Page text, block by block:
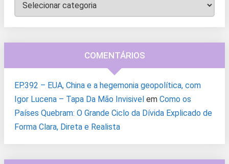
COMENTÁRIOS
EP.392 – EUA, China e a hegemonia geopolítica, com
Igor Lucena – Tapa Da Mão Invisivel em Como os
Países Quebram: O Grande Ciclo da Dívida Explicado de
Forma Clara, Direta e Realista